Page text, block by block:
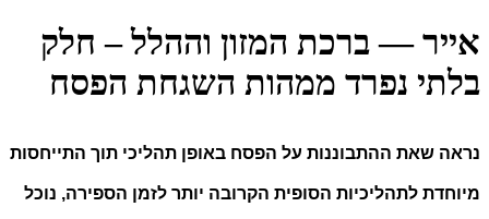
אייר — ברכת המזון וההלל – חלק
בלתי נפרד ממהות השגחת הפסח
נראה שאת ההתבוננות על הפסח באופן תהליכי תוך התייחסות
מיוחדת לתהליכיות הסופית הקרובה יותר לזמן הספירה, נוכל